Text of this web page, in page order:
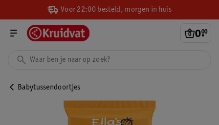
Voor 22:00 besteld, morgen in huis
0.
00
Babytussendoortjes